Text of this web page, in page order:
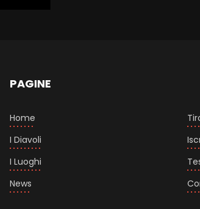
PAGINE
Home
I Diavoli
I Luoghi
News